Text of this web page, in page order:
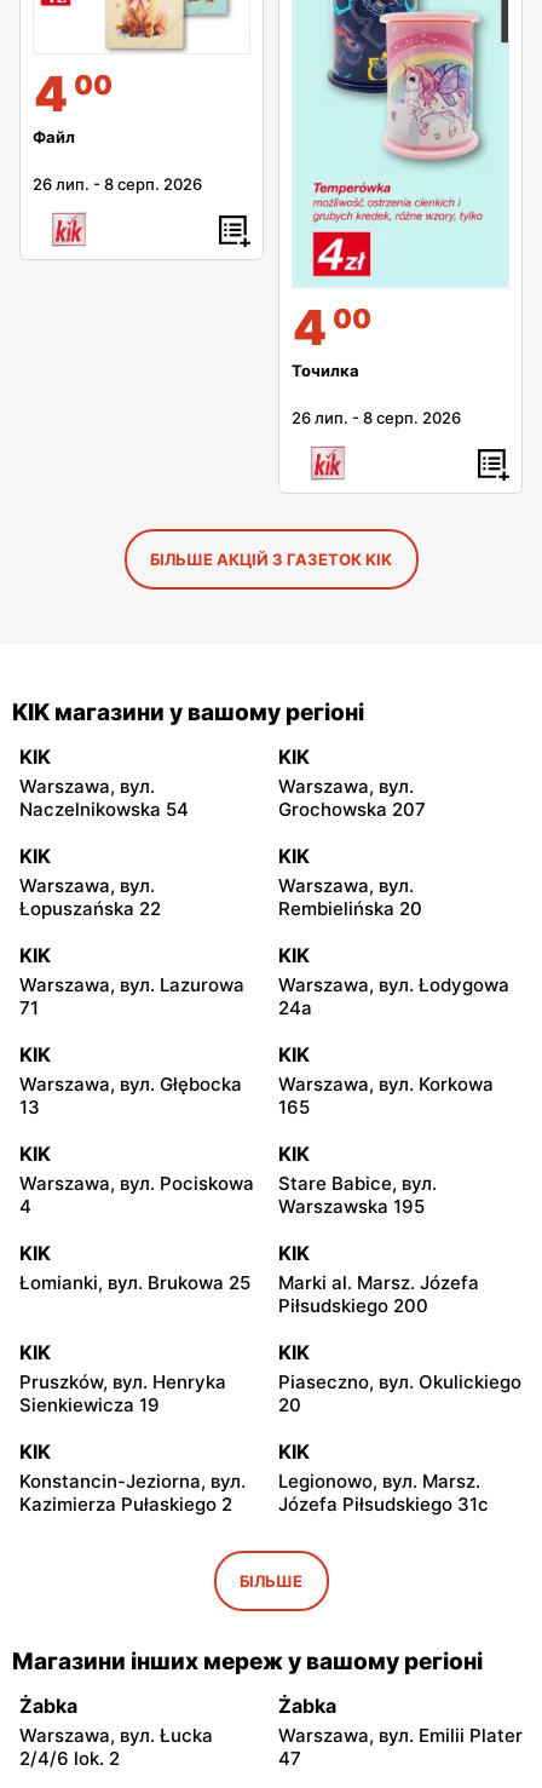
4 00
Файл
26 лип. -8 серп. 2026
4 00
Точилка
26 лип. -8 серп. 2026
БІЛЬШЕ АКЦІЙ З ГАЗЕТОК KIK
KIK магазини у вашому регіоні
KIK
Warszawa, вул.
Naczelnikowska 54
KIK
Warszawa, вул.
Grochowska 207
KIK
Warszawa, вул.
Łopuszańska 22
KIK
Warszawa, вул.
Rembielińska 20
KIK
Warszawa, вул. Lazurowa
71
KIK
Warszawa, вул. Łodygowa
24a
KIK
Warszawa, вул. Głębocka
13
KIK
Warszawa, вул. Korkowa
165
KIK
Warszawa, вул. Pociskowa
4
KIK
Stare Babice, вул.
Warszawska 195
KIK
Łomianki, вул. Brukowa 25
KIK
Marki al. Marsz. Józefa
Piłsudskiego 200
KIK
Pruszków, вул. Henryka
Sienkiewicza 19
KIK
Piaseczno, вул. Okulickiego
20
KIK
Konstancin-Jeziorna, вул.
Kazimierza Pułaskiego 2
KIK
Legionowo, вул. Marsz.
Józefa Piłsudskiego 31c
Radzymin al. Jana Pawła II
KIK
Wołomin, вул. Geodetów 2
KIK
Otwock, вул. Płk. Ryszarda
Kuklińskiego 1
KIK KIK
БІЛЬШЕ
Магазини інших мереж у вашому регіоні
Żabka
Warszawa, вул. Łucka
2/4/6 lok. 2
Żabka
Warszawa, вул. Emilii Plater
47